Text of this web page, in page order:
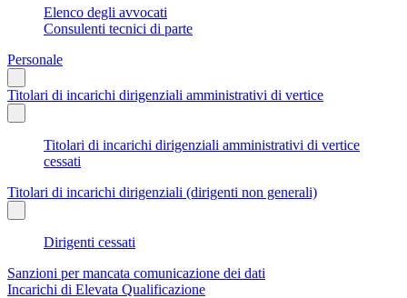
Elenco degli avvocati
Consulenti tecnici di parte
Personale
Titolari di incarichi dirigenziali amministrativi di vertice
Titolari di incarichi dirigenziali amministrativi di vertice
cessati
Titolari di incarichi dirigenziali (dirigenti non generali)
Dirigenti cessati
Sanzioni per mancata comunicazione dei dati
Incarichi di Elevata Qualificazione